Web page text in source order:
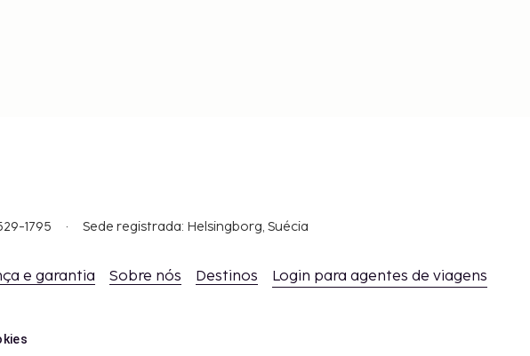
1795 Sede registrada: Helsingborg, Suécia
e garantia Sobre nós Destinos Login para agentes de viagens